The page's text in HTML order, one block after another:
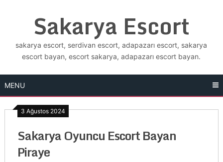
Sakarya Escort
sakarya escort, serdivan escort, adapazarı escort, sakarya
escort bayan, escort sakarya, adapazarı escort bayan.
MENU
3 Ağustos 2024
Sakarya Oyuncu Escort Bayan
Piraye